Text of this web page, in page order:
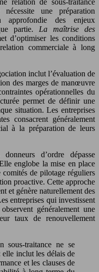
relation de sous-traitance
une préparation
approfondie des enjeux
partie. La maîtrise des
d’optimiser les conditions
commerciale à long
inclut l’évaluation de
des marges de manœuvre
opérationnelles du
permet de définir une
situation. Les entreprises
consacrent généralement
à la préparation de leurs
d’ordre dépasse
englobe la mise en place
de pilotage réguliers
proactive. Cette approche
et génère naturellement des
entreprises qui investissent
généralement une
taux de renouvellement
sous-traitance ne se
inclut les délais de
et les clauses de